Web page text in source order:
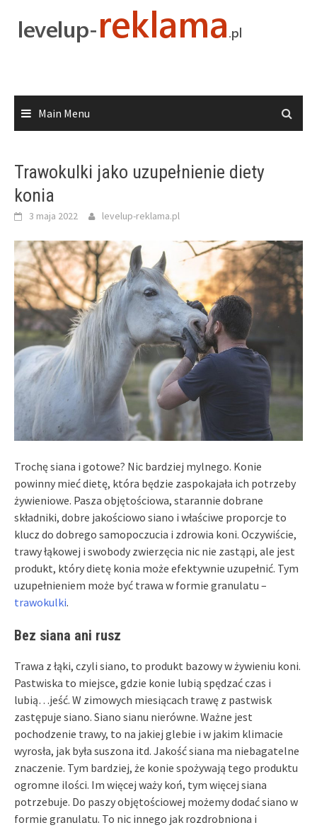
content
Main Menu
Trawokulki jako uzupełnienie diety
konia
3 maja 2022 levelup-reklama.pl
Trochę siana i gotowe? Nic bardziej mylnego. Konie
powinny mieć dietę, która będzie zaspokajała ich potrzeby
żywieniowe. Pasza objętościowa, starannie dobrane
składniki, dobre jakościowo siano i właściwe proporcje to
klucz do dobrego samopoczucia i zdrowia koni. Oczywiście,
trawy łąkowej i swobody zwierzęcia nic nie zastąpi, ale jest
produkt, który dietę konia może efektywnie uzupełnić. Tym
uzupełnieniem może być trawa w formie granulatu –
trawokulki.
Bez siana ani rusz
Trawa z łąki, czyli siano, to produkt bazowy w żywieniu koni.
Pastwiska to miejsce, gdzie konie lubią spędzać czas i
lubią…jeść. W zimowych miesiącach trawę z pastwisk
zastępuje siano. Siano sianu nierówne. Ważne jest
pochodzenie trawy, to na jakiej glebie i w jakim klimacie
wyrosła, jak była suszona itd. Jakość siana ma niebagatelne
znaczenie. Tym bardziej, że konie spożywają tego produktu
ogromne ilości. Im więcej waży koń, tym więcej siana
potrzebuje. Do paszy objętościowej możemy dodać siano w
formie granulatu. To nic innego jak rozdrobniona i